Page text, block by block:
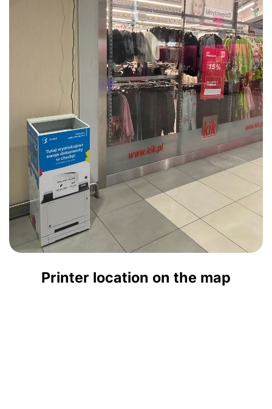
Printer location on the map